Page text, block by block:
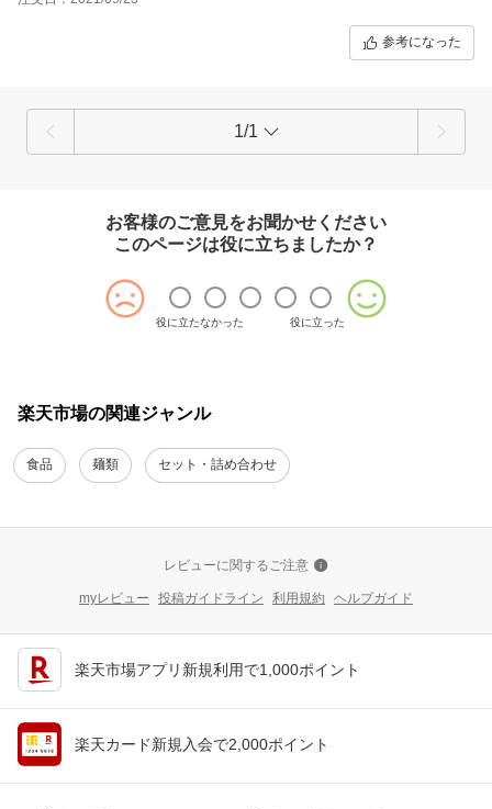
参考になった
1/1
お客様のご意見をお聞かせください
このページは役に立ちましたか？
役に立たなかった 役に立った
楽天市場の関連ジャンル
食品 麺類 セット・詰め合わせ
レビューに関するご注意
myレビュー 投稿ガイドライン 利用規約 ヘルプガイド
楽天市場アプリ新規利用で1,000ポイント
楽天カード新規入会で2,000ポイント